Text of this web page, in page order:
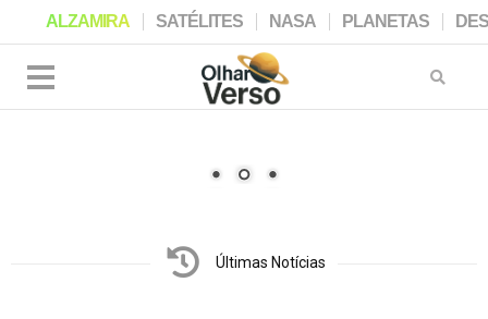
Últimas Notícias
ALZAMIRA SATÉLITES NASA PLANETAS